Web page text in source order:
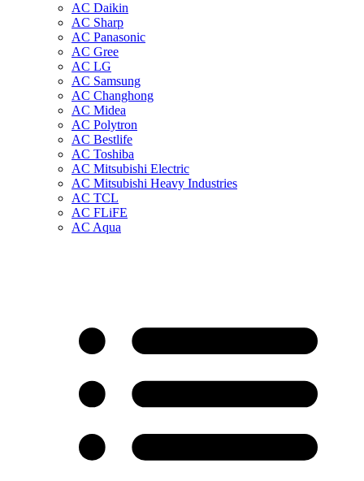
AC Daikin
AC Sharp
AC Panasonic
AC Gree
AC LG
AC Samsung
AC Changhong
AC Midea
AC Polytron
AC Bestlife
AC Toshiba
AC Mitsubishi Electric
AC Mitsubishi Heavy Industries
AC TCL
AC FLiFE
AC Aqua